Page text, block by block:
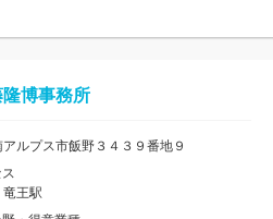
博事務所
ルプス市飯野３４３９番地９
王駅